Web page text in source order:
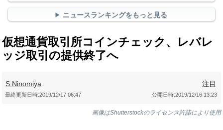
ニュースランキングをもっと見る
仮想通貨取引所コインチェック、レバレ
ッジ取引の提供終了へ
S.Ninomiya 注目
公開日時:2019/12/16 13:23
最終更新日時:2019/12/17 06:47
画像はShutterstockのライセンス許諾により使用